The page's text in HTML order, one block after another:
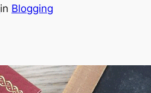
in Blogging